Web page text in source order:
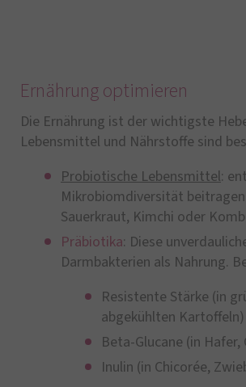
Ernährung optimieren
Die Ernährung ist der wichtigste
Lebensmittel und Nährstoffe sind
Probiotische Lebensmittel:
Mikrobiomdiversität
Sauerkraut, Kimchi oder
Präbiotika: Diese
Darmbakterien als Nahrung.
Resistente Stärke (in
abgekühlten Kartoffeln)
Beta-Glucane (in Hafer,
Inulin (in Chicorée,